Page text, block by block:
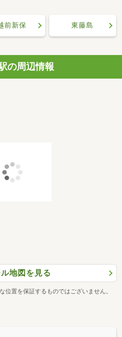
前新保 東藤島
の周辺情報
地図を見る
位置を保証するものではございません。